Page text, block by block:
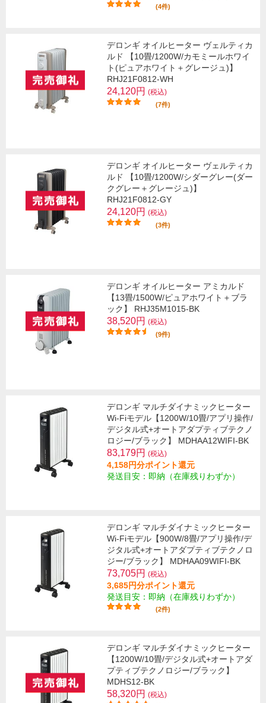
(4件)
デロンギ オイルヒーター ヴェルティカ
ルド 【10畳/1200W/カモミールホワイ
ト(ピュアホワイト＋グレージュ)】
RHJ21F0812-WH
24,120円 (税込)
(7件)
デロンギ オイルヒーター ヴェルティカ
ルド 【10畳/1200W/シダーグレー(ダー
クグレー＋グレージュ)】
RHJ21F0812-GY
24,120円 (税込)
(3件)
デロンギ オイルヒーター アミカルド
【13畳/1500W/ピュアホワイト＋ブラ
ック】 RHJ35M1015-BK
38,520円 (税込)
(9件)
デロンギ マルチダイナミックヒーター
Wi-Fiモデル【1200W/10畳/アプリ操作/
デジタル式+オートアダプティブテクノ
ロジー/ブラック】 MDHAA12WIFI-BK
83,179円 (税込)
4,158円分ポイント還元
発送目安：即納（在庫残りわずか）
デロンギ マルチダイナミックヒーター
Wi-Fiモデル【900W/8畳/アプリ操作/デ
ジタル式+オートアダプティブテクノロ
ジー/ブラック】 MDHAA09WIFI-BK
73,705円 (税込)
3,685円分ポイント還元
発送目安：即納（在庫残りわずか）
(2件)
デロンギ マルチダイナミックヒーター
【1200W/10畳/デジタル式+オートアダ
プティブテクノロジー/ブラック】
MDHS12-BK
58,320円 (税込)